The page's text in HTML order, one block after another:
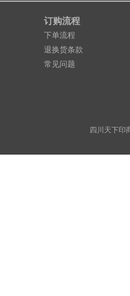
订购流程
下单流程
退换货条款
常见问题
四川天下印